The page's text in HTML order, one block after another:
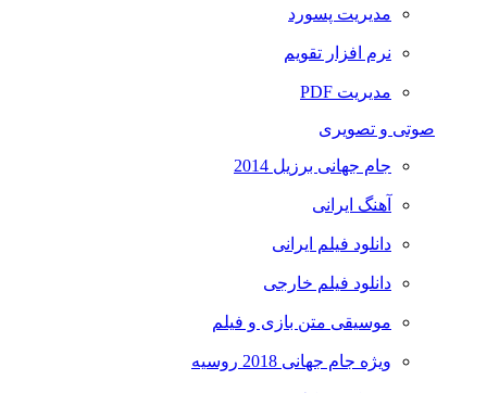
مدیریت پسورد
نرم افزار تقویم
مدیریت PDF
صوتی و تصویری
جام جهانی برزیل 2014
آهنگ ایرانی
دانلود فیلم ایرانی
دانلود فیلم خارجی
موسیقی متن بازی و فیلم
ویژه جام جهانی 2018 روسیه